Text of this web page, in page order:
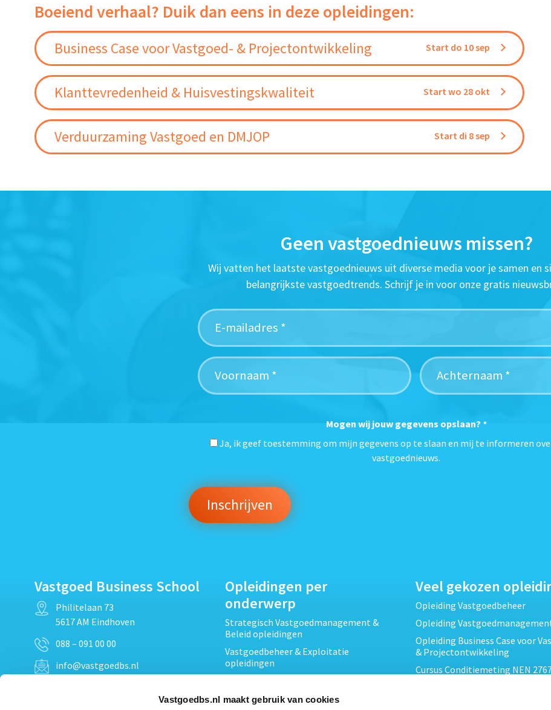
Vastgoedbs.nl maakt gebruik van cookies
Boeiend verhaal? Duik dan eens in deze opleidingen:
Business Case voor Vastgoed- & Projectontwikkeling Start do 10 sep
Klanttevredenheid & Huisvestingskwaliteit Start wo 28 okt
Verduurzaming Vastgoed en DMJOP Start di 8 sep
Geen vastgoednieuws missen?
Wij vatten het laatste vastgoednieuws uit diverse media voor je samen en
belangrijkste vastgoedtrends. Schrijf je in voor onze gratis
Mogen wij jouw gegevens opslaan? *
Ja, ik geef toestemming om mijn gegevens op te slaan en mij te informeren
vastgoednieuws.
Vastgoed Business School
Philitelaan 73
5617 AM Eindhoven
088 – 091 00 00
info@vastgoedbs.nl
Opleidingen per
onderwerp
Strategisch Vastgoedmanagement &
Beleid opleidingen
Vastgoedbeheer & Exploitatie
opleidingen
Projectontwikkeling &
Veel gekozen
Opleiding Vastgoedbeheer
Opleiding
Opleiding Business Case voor
& Projectontwikkeling
Cursus Conditiemeting NEN